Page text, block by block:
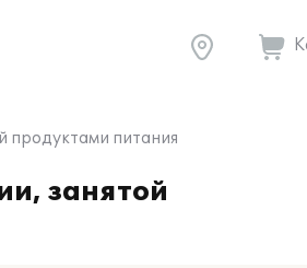
продуктами питания
занятой